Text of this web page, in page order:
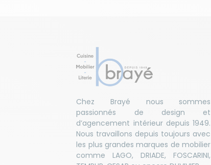
Chez Brayé nous sommes
passionnés de design et
d’agencement intérieur depuis 1949.
Nous travaillons depuis toujours avec
les plus grandes marques de mobilier
comme LAGO, DRIADE, FOSCARINI,